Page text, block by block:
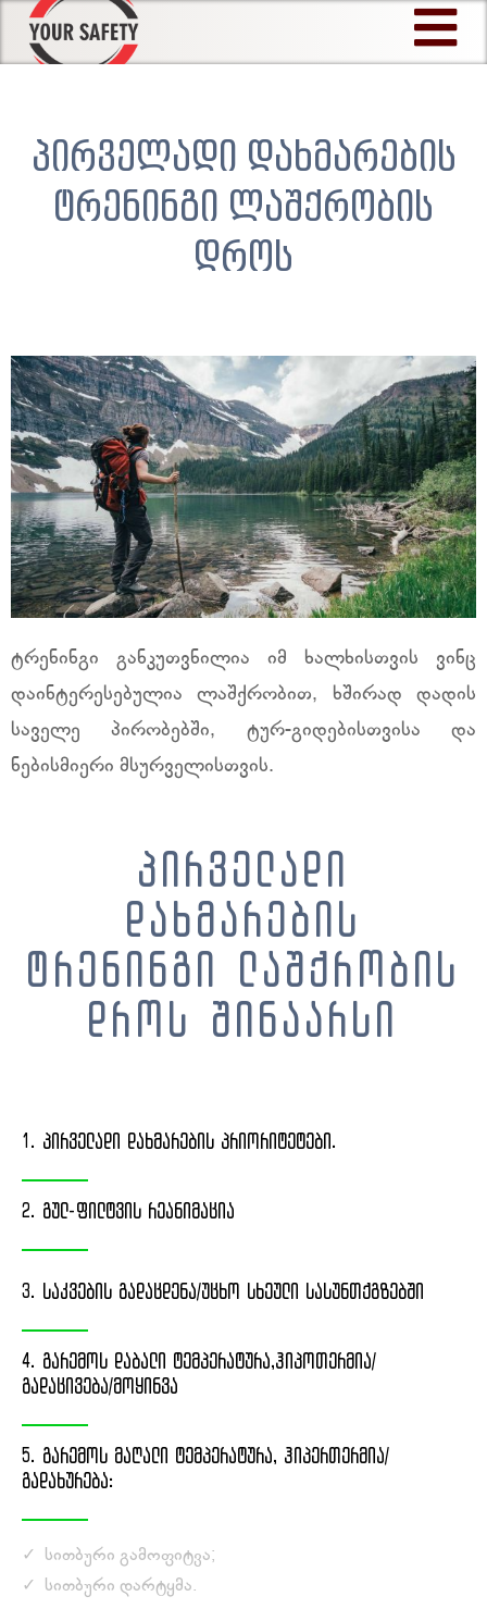
content
პირველადი დახმარების
ტრენინგი ლაშქრობის
დროს
ტრენინგი განკუთვნილია იმ ხალხისთვის ვინც
დაინტერესებულია ლაშქრობით, ხშირად დადის
საველე პირობებში, ტურ-გიდებისთვისა და
ნებისმიერი მსურველისთვის.
პირველადი
დახმარების
ტრენინგი ლაშქრობის
დროს შინაარსი
1. ᲞᲘᲠᲕᲔᲚᲐᲓᲘ ᲓᲐᲮᲛᲐᲠᲔᲑᲘᲡ ᲞᲠᲘᲝᲠᲘᲢᲔᲢᲔᲑᲘ.
2. ᲒᲣᲚ-ᲤᲘᲚᲢᲕᲘᲡ ᲠᲔᲐᲜᲘᲛᲐᲪᲘᲐ
3. ᲡᲐᲙᲕᲔᲑᲘᲡ ᲒᲐᲓᲐᲪᲓᲔᲜᲐ/ᲣᲪᲮᲝ ᲡᲮᲔᲣᲚᲘ ᲡᲐᲡᲣᲜᲗᲥᲒᲖᲔᲑᲨᲘ
4. ᲒᲐᲠᲔᲛᲝᲡ ᲓᲐᲑᲐᲚᲘ ᲢᲔᲛᲞᲔᲠᲐᲢᲣᲠᲐ,ᲰᲘᲞᲝᲗᲔᲠᲛᲘᲐ/
ᲒᲐᲓᲐᲪᲘᲕᲔᲑᲐ/ᲛᲝᲧᲘᲜᲕᲐ
5. ᲒᲐᲠᲔᲛᲝᲡ ᲛᲐᲦᲐᲚᲘ ᲢᲔᲛᲞᲔᲠᲐᲢᲣᲠᲐ, ᲰᲘᲞᲔᲠᲗᲔᲠᲛᲘᲐ/
ᲒᲐᲓᲐᲮᲣᲠᲔᲑᲐ:
✓ სითბური გამოფიტვა;
✓ სითბური დარტყმა.